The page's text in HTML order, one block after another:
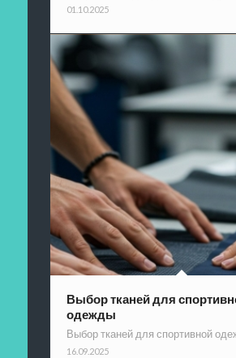
01.10.2025
Выбор тканей для
одежды
Выбор тканей для спортивной
16.09.2025